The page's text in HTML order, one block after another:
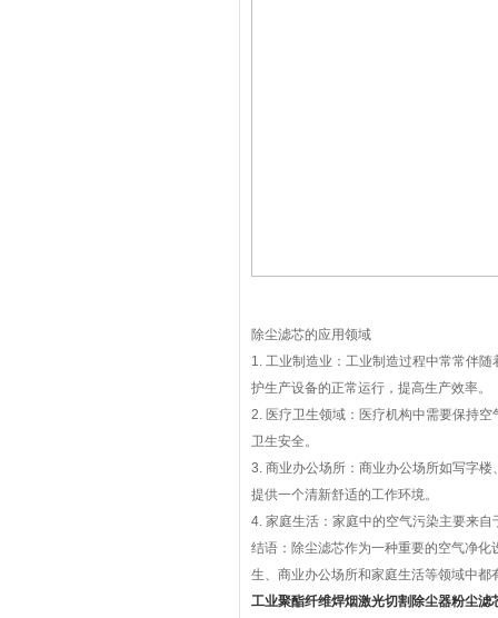
除尘滤芯的应用领域
1. 工业制造业：工业制造过程中常常伴
护生产设备的正常运行，提高生产效率。
2. 医疗卫生领域：医疗机构中需要保持
卫生安全。
3. 商业办公场所：商业办公场所如写字
提供一个清新舒适的工作环境。
4. 家庭生活：家庭中的空气污染主要来
结语：除尘滤芯作为一种重要的空气净
生、商业办公场所和家庭生活等领域中
工业聚酯纤维焊烟激光切割除尘器粉尘滤